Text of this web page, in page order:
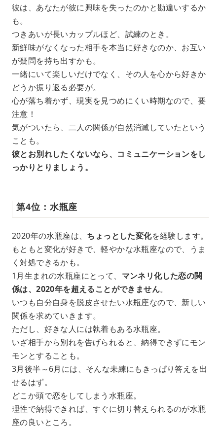
彼は、あなたが彼に興味を失ったのかと勘違いするか
も。
つきあいが長いカップルほど、試練のとき。
新鮮味がなくなった相手を本当に好きなのか、お互い
が疑問を持ち出すかも。
一緒にいて楽しいだけでなく、その人を心から好きか
どうか振り返る必要が。
心が落ち着かず、現実を見つめにくい時期なので、要
注意！
気がついたら、二人の関係が自然消滅していたという
ことも。
彼とお別れしたくないなら、コミュニケーションをし
っかりとりましょう。
第4位：水瓶座
2020年の水瓶座は、 ちょっとした変化を経験します。
もともと変化が好きで、軽やかな水瓶座なので、うま
く対処できるかも。
1月生まれの水瓶座にとって、 マンネリ化した恋の関
係は、2020年を超えることができません。
いつも自分自身を脱皮させたい水瓶座なので、新しい
関係を求めていきます。
ただし、好きな人には執着もある水瓶座。
いざ相手から別れを告げられると、納得できずにモン
モンとすることも。
3月後半～6月には、そんな未練にもきっぱり答えを出
せるはず。
どこか頭で恋をしてしまう水瓶座。
理性で納得できれば、すぐに切り替えられるのが水瓶
座の良いところ。